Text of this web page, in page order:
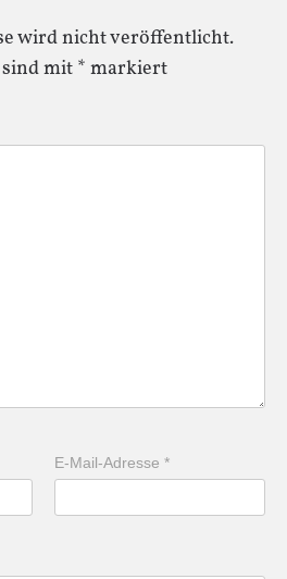
wird nicht veröffentlicht.
mit * markiert
E-Mail-Adresse*